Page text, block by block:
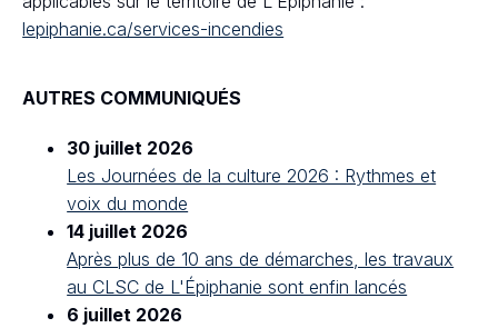
lepiphanie.ca/services-incendies
AUTRES COMMUNIQUÉS
30 juillet 2026
Les Journées de la culture 2026 : Rythmes et
voix du monde
14 juillet 2026
Après plus de 10 ans de démarches, les travaux
au CLSC de L'Épiphanie sont enfin lancés
6 juillet 2026